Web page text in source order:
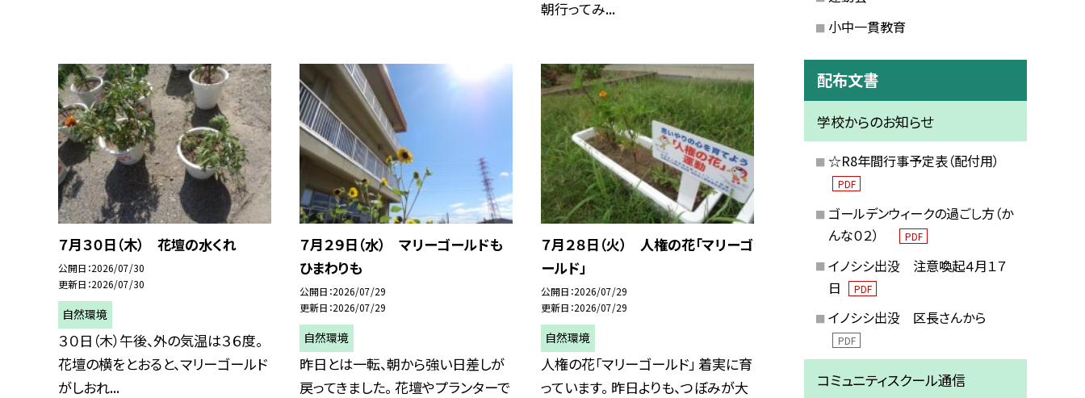
朝行ってみ...
７月３０日（木） 花壇の水くれ
公開日 2026/07/30
更新日 2026/07/30
自然環境
３０日（木）午後、外の気温は３６度。
花壇の横をとおると、マリーゴールド
がしおれ...
７月２９日（水） マリーゴールドも
ひまわりも
公開日 2026/07/29
更新日 2026/07/29
自然環境
昨日とは一転、朝から強い日差しが
戻ってきました。 花壇やプランターで
７月２８日（火） 人権の花「マリーゴ
ールド」
公開日 2026/07/29
更新日 2026/07/29
自然環境
人権の花「マリーゴールド」 着実に育
っています。 昨日よりも、つぼみが大
小中一貫教育
配布文書
学校からのお知らせ
☆R8年間行事予定表（配付用）
PDF
ゴールデンウィークの過ごし方（か
んな０２）
PDF
イノシシ出没 注意喚起４月１７
日
PDF
イノシシ出没 区長さんから
PDF
コミュニティスクール通信